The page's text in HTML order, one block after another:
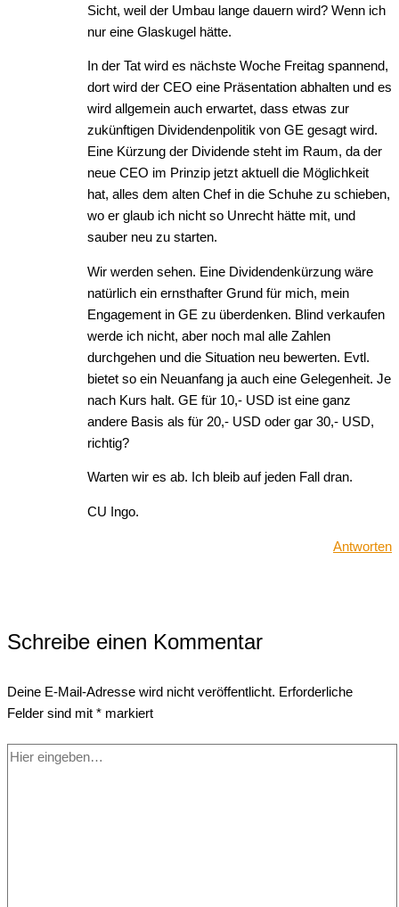
Sicht, weil der Umbau lange dauern wird? Wenn ich
nur eine Glaskugel hätte.
In der Tat wird es nächste Woche Freitag spannend,
dort wird der CEO eine Präsentation abhalten und es
wird allgemein auch erwartet, dass etwas zur
zukünftigen Dividendenpolitik von GE gesagt wird.
Eine Kürzung der Dividende steht im Raum, da der
neue CEO im Prinzip jetzt aktuell die Möglichkeit
hat, alles dem alten Chef in die Schuhe zu schieben,
wo er glaub ich nicht so Unrecht hätte mit, und
sauber neu zu starten.
Wir werden sehen. Eine Dividendenkürzung wäre
natürlich ein ernsthafter Grund für mich, mein
Engagement in GE zu überdenken. Blind verkaufen
werde ich nicht, aber noch mal alle Zahlen
durchgehen und die Situation neu bewerten. Evtl.
bietet so ein Neuanfang ja auch eine Gelegenheit. Je
nach Kurs halt. GE für 10,- USD ist eine ganz
andere Basis als für 20,- USD oder gar 30,- USD,
richtig?
Warten wir es ab. Ich bleib auf jeden Fall dran.
CU Ingo.
Antworten
Schreibe einen Kommentar
Deine E-Mail-Adresse wird nicht veröffentlicht. Erforderliche
Felder sind mit * markiert
Hier